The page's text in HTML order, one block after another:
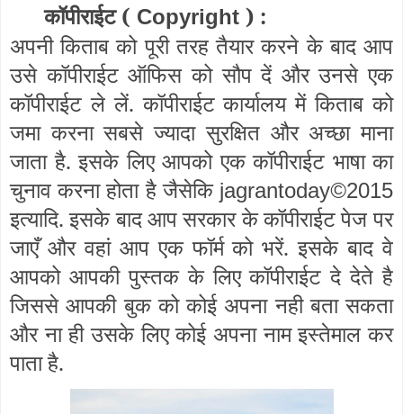
कॉपीराईट ( Copyright ) :
अपनी किताब को पूरी तरह तैयार करने के बाद आप
उसे कॉपीराईट ऑफिस को सौप दें और उनसे एक
कॉपीराईट ले लें. कॉपीराईट कार्यालय में किताब को
जमा करना सबसे ज्यादा सुरक्षित और अच्छा माना
जाता है. इसके लिए आपको एक कॉपीराईट भाषा का
चुनाव करना होता है जैसेकि jagrantoday©2015
इत्यादि. इसके बाद आप सरकार के कॉपीराईट पेज पर
जाएँ और वहां आप एक फॉर्म को भरें. इसके बाद वे
आपको आपकी पुस्तक के लिए कॉपीराईट दे देते है
जिससे आपकी बुक को कोई अपना नही बता सकता
और ना ही उसके लिए कोई अपना नाम इस्तेमाल कर
पाता है.